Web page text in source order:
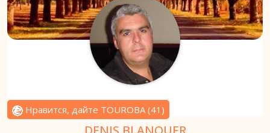
Нравится, дайте TOUROBA(41 )